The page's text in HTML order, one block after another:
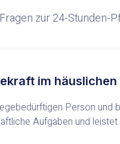
zur 24-Stunden-
im häuslichen
Person und
Aufgaben und